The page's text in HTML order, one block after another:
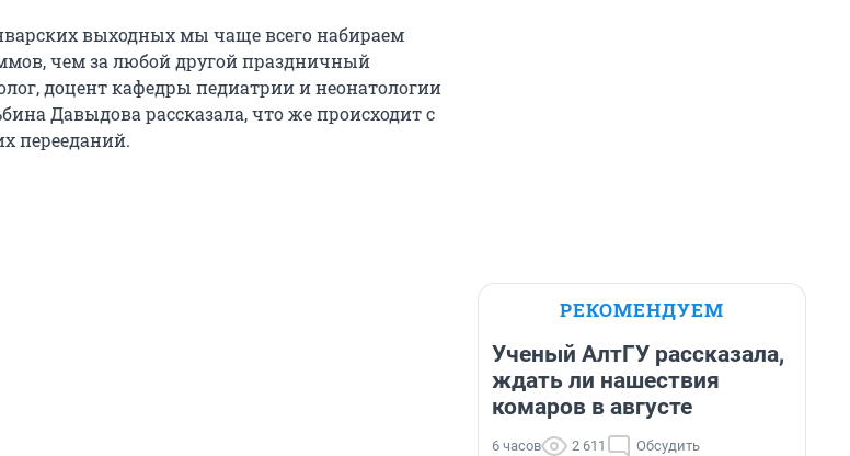
выходных мы чаще всего набираем
чем за любой другой праздничный
доцент кафедры педиатрии и неонатологии
Давыдова рассказала, что же происходит с
перееданий.
РЕКОМЕНДУЕМ
Ученый АлтГУ рассказала,
ждать ли нашествия
комаров в августе
6 часов 2 611 Обсудить